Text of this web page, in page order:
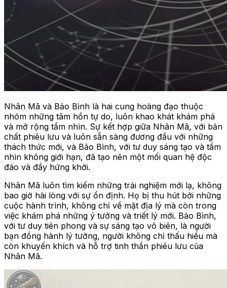
Nhân Mã và Bảo Bình là hai cung hoàng đạo thuộc
nhóm những tâm hồn tự do, luôn khao khát khám phá
và mở rộng tầm nhìn. Sự kết hợp giữa Nhân Mã, với bản
chất phiêu lưu và luôn sẵn sàng đương đầu với những
thách thức mới, và Bảo Bình, với tư duy sáng tạo và tầm
nhìn không giới hạn, đã tạo nên một mối quan hệ độc
đáo và đầy hứng khởi.
Nhân Mã luôn tìm kiếm những trải nghiệm mới lạ, không
bao giờ hài lòng với sự ổn định. Họ bị thu hút bởi những
cuộc hành trình, không chỉ về mặt địa lý mà còn trong
việc khám phá những ý tưởng và triết lý mới. Bảo Bình,
với tư duy tiên phong và sự sáng tạo vô biên, là người
bạn đồng hành lý tưởng, người không chỉ thấu hiểu mà
còn khuyến khích và hỗ trợ tinh thần phiêu lưu của
Nhân Mã.